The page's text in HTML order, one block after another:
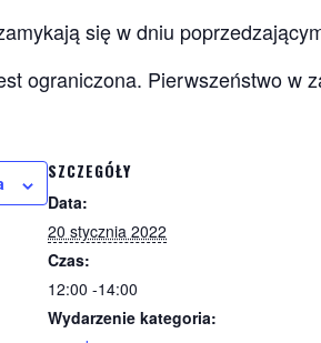
się w dniu
ograniczona. Pierwszeństwo w
SZCZEGÓŁY
Data:
20 stycznia 2022
Czas:
12:00 -14:00
Wydarzenie kategoria: